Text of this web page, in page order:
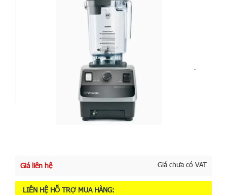
Giá liên hệ Giá chưa có VAT
LIÊN HỆ HỖ TRỢ MUA HÀNG: